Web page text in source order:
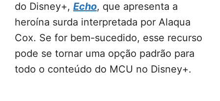
do Disney+, Echo, que apresenta a
heroína surda interpretada por Alaqua
Cox. Se for bem-sucedido, esse recurso
pode se tornar uma opção padrão para
todo o conteúdo do MCU no Disney+.